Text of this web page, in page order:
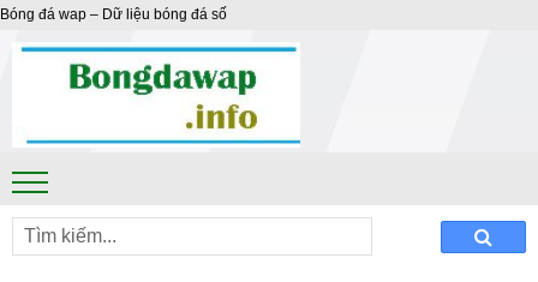
Bóng đá wap – Dữ liệu bóng đá số